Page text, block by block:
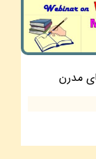
مدرن